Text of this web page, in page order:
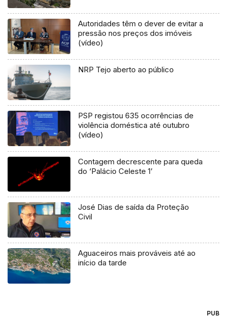
Autoridades têm o dever de evitar a
pressão nos preços dos imóveis
(vídeo)
NRP Tejo aberto ao público
PSP registou 635 ocorrências de
violência doméstica até outubro
(vídeo)
Contagem decrescente para queda
do ‘Palácio Celeste 1’
José Dias de saída da Proteção
Civil
Aguaceiros mais prováveis até ao
início da tarde
PUB